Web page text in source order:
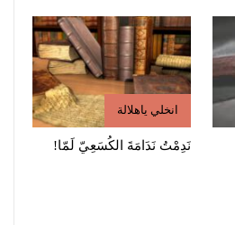
انخلي ياهلالة
نَدِمْتُ نَدَامَةَ الكُسَعِيّ لَمّا!